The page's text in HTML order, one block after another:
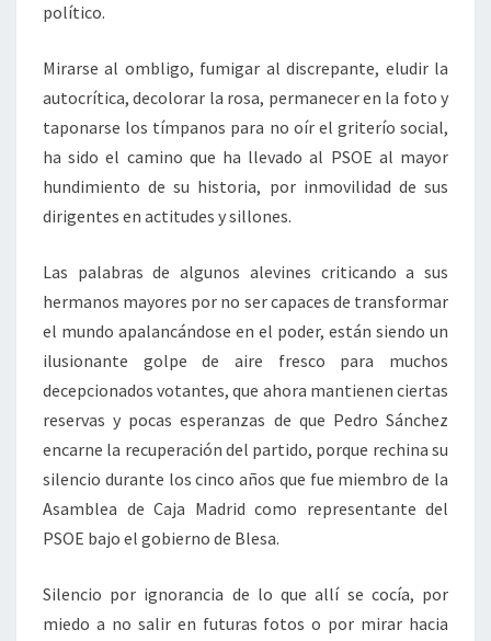
político.
Mirarse al ombligo, fumigar al discrepante, eludir la
autocrítica, decolorar la rosa, permanecer en la foto y
taponarse los tímpanos para no oír el griterío social,
ha sido el camino que ha llevado al PSOE al mayor
hundimiento de su historia, por inmovilidad de sus
dirigentes en actitudes y sillones.
Las palabras de algunos alevines criticando a sus
hermanos mayores por no ser capaces de transformar
el mundo apalancándose en el poder, están siendo un
ilusionante golpe de aire fresco para muchos
decepcionados votantes, que ahora mantienen ciertas
reservas y pocas esperanzas de que Pedro Sánchez
encarne la recuperación del partido, porque rechina su
silencio durante los cinco años que fue miembro de la
Asamblea de Caja Madrid como representante del
PSOE bajo el gobierno de Blesa.
Silencio por ignorancia de lo que allí se cocía, por
miedo a no salir en futuras fotos o por mirar hacia